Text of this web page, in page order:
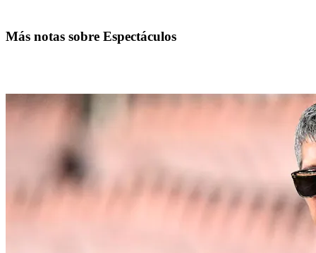
Más notas sobre Espectáculos